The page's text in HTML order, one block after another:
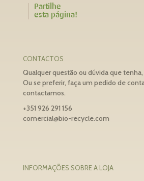
Partilhe
esta página!
CONTACTOS
Qualquer questão ou dúvida que tenha,
Ou se preferir, faça um pedido de
contactamos.
+351 926 291 156
comercial@bio-recycle.com
INFORMAÇÕES SOBRE A LOJA